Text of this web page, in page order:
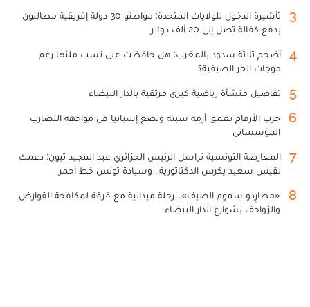
3
تأشيرة الدخول للولايات المتحدة: مواطنو 30 دولة إفريقية مطالبون
بدفع كفالة تصل إلى 20 ألف دولار
4
أضخم ثلاثة سدود بالمغرب: هل حافظت على نسب ملئها رغم
موجات الحر الصيفية؟
5 تفاصيل منشأة رياضية كبرى مرتقبة بالدار البيضاء
6
حرب الأرقام تعمق أزمة سبتة وتضع إسبانيا في مواجهة التضارب
المؤسساتي
7
المعارضة التونسية تراسل الرئيس الجزائري عبد المجيد تبون: دعمك
لقيس سعيد يكرس الدكتاتورية.. وسيادة تونس خط أحمر
8
«مطارِدو سموم الصيف».. رحلة ميدانية مع فرقة لمكافحة القوارض
والزواحف بشوارع الدار البيضاء